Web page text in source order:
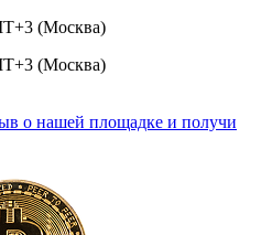
(Москва)
(Москва)
о нашей площадке и получи